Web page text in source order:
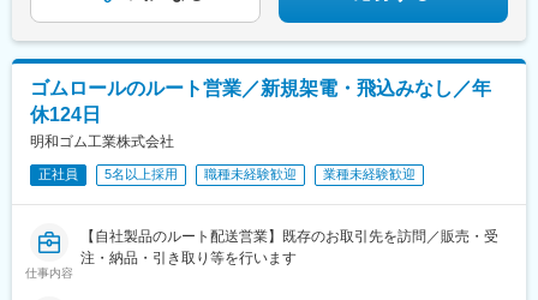
客網の広さを活かし、今後も事業を効率化させるシステムの普及
変更の範囲：会社の定める業務
ゴムロールのルート営業／新規架電・飛込みなし／年
休124日
明和ゴム工業株式会社
正社員 5名以上採用 職種未経験歓迎 業種未経験歓迎
仕事内容
【自社製品のルート配送営業】既存のお取引先を訪問／販売・受
注・納品・引き取り等を行います